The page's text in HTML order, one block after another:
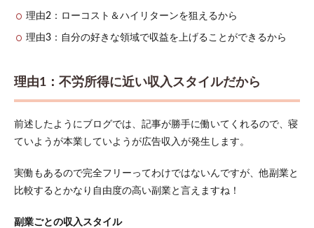
ブロ
グ収
かに
7
最後
（ロ
リポ
ップ
り）
理由2：ローコスト＆ハイリターンを狙えるから
理由3：自分の好きな領域で収益を上げることができるから
理由1：不労所得に近い収入スタイルだから
前述したようにブログでは、記事が勝手に働いてくれるので、寝
ていようが本業していようが広告収入が発生します。
実働もあるので完全フリーってわけではないんですが、他副業と
比較するとかなり自由度の高い副業と言えますね！
副業ごとの収入スタイル